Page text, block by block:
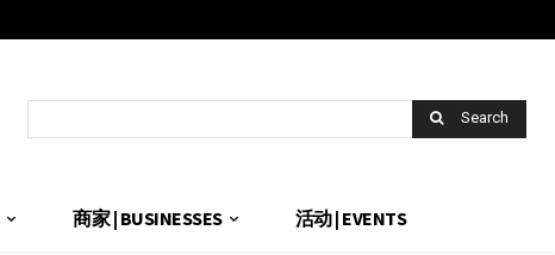
Search
商家 | BUSINESSES 活动 | EVENTS